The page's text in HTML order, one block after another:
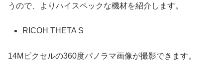
うので、よりハイスペックな機材を紹介します。
RICOH THETA S
14Mピクセルの360度パノラマ画像が撮影できます。